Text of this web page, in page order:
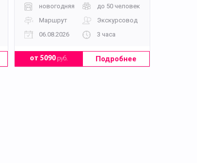
новогодняя
до 50 человек
Маршрут
Экскурсовод
06.08.2026
3 часа
от 5090руб. Подробнее